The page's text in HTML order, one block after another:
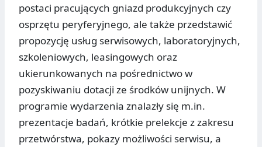
postaci pracujących gniazd produkcyjnych czy
osprzętu peryferyjnego, ale także przedstawić
propozycję usług serwisowych, laboratoryjnych,
szkoleniowych, leasingowych oraz
ukierunkowanych na pośrednictwo w
pozyskiwaniu dotacji ze środków unijnych. W
programie wydarzenia znalazły się m.in.
prezentacje badań, krótkie prelekcje z zakresu
przetwórstwa, pokazy możliwości serwisu, a